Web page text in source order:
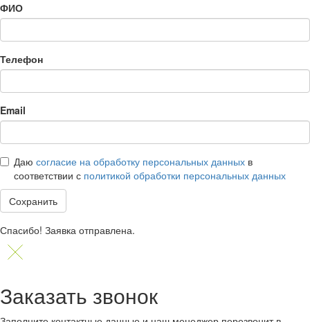
ФИО
Телефон
Email
Даю согласие на обработку персональных данных в
соответствии с политикой обработки персональных данных
Сохранить
Спасибо! Заявка отправлена.
Заказать звонок